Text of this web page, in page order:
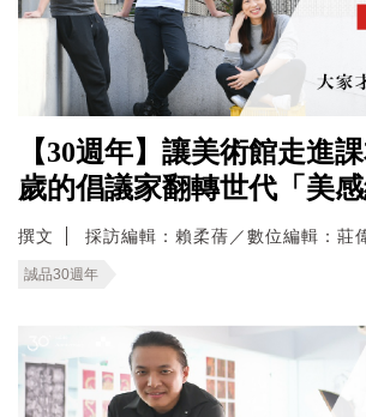
【30週年】讓美術館走進
歲的倡議家翻轉世代「美感
撰文 採訪編輯：賴柔蒨／數位編輯：莊
誠品30週年